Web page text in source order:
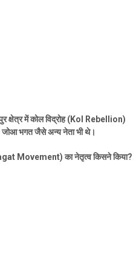
क्षेत्र में कोल विद्रोह (Kol Rebellion)
जोआ भगत जैसे अन्य नेता भी थे।
Movement)का नेतृत्व किसने किया?